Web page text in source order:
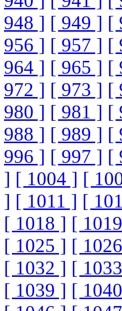
948 ] [ 949 ] [
956 ] [ 957 ] [
964 ] [ 965 ] [
972 ] [ 973 ] [
980 ] [ 981 ] [
988 ] [ 989 ] [
996 ] [ 997 ] [
] [ 1004 ] [
] [ 1011 ] [
[ 1018 ] [
[ 1025 ] [
[ 1032 ] [
[ 1039 ] [